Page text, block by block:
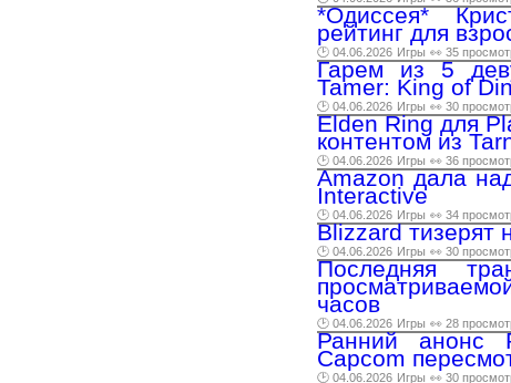
*Одиссея*
рейтинг для
🕑 04.06.2026 Игры 👀 35
Гарем из 5
Tamer: King of
🕑 04.06.2026 Игры 👀 30
Elden Ring для
контентом из
🕑 04.06.2026 Игры 👀 36
Amazon дала
Interactive
🕑 04.06.2026 Игры 👀 34
Blizzard тизерят
🕑 04.06.2026 Игры 👀 30
Последняя
часов
🕑 04.06.2026 Игры 👀 28
Ранний анонс
Capcom
🕑 04.06.2026 Игры 👀 30